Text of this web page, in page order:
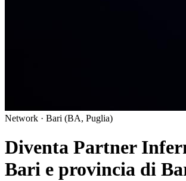
Network · Bari (BA, Puglia)
Diventa Partner
Bari e provincia di